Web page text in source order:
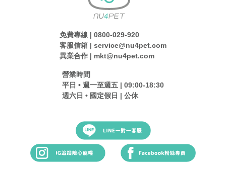
免費專線 | 0800-029-920
客服信箱 | service@nu4pet.com
異業合作 | mkt@nu4pet.com
營業時間
平日 • 週一至週五 | 09:00-18:30
週六日 • 國定假日 | 公休